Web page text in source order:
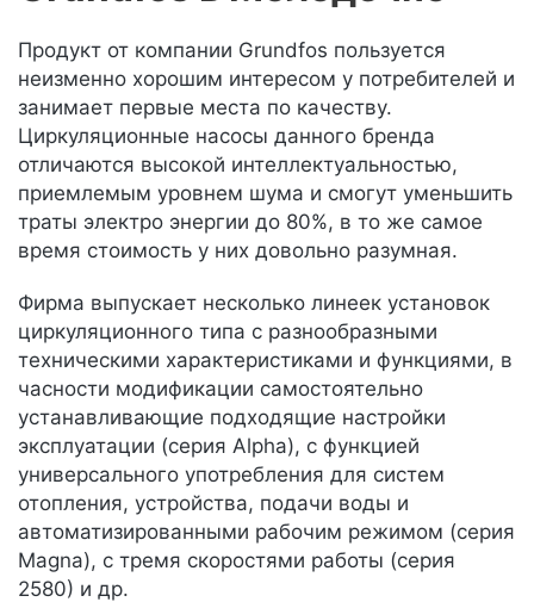
Продукт от компании Grundfos пользуется
неизменно хорошим интересом у потребителей и
занимает первые места по качеству.
Циркуляционные насосы данного бренда
отличаются высокой интеллектуальностью,
приемлемым уровнем шума и смогут уменьшить
траты электро энергии до 80%, в то же самое
время стоимость у них довольно разумная.
Фирма выпускает несколько линеек установок
циркуляционного типа с разнообразными
техническими характеристиками и функциями, в
часности модификации самостоятельно
устанавливающие подходящие настройки
эксплуатации (серия Alpha), с функцией
универсального употребления для систем
отопления, устройства, подачи воды и
автоматизированными рабочим режимом (серия
Magna), с тремя скоростями работы (серия
2580) и др.